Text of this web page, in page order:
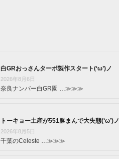
白GRおっさんターボ製作スタート(‘ω’)ノ
2026年8月6日
奈良ナンバー白GR園 …≫≫≫
トーキョー土産が551豚まんで大失態(‘ω’)ノ
2026年8月5日
千葉のCeleste …≫≫≫